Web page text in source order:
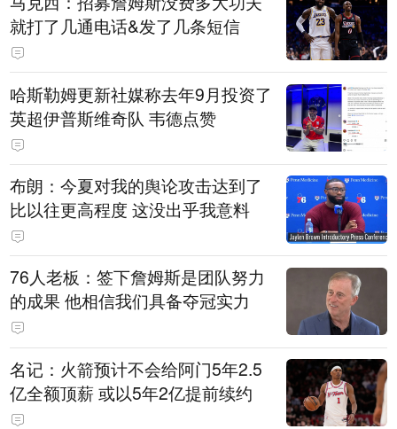
就打了几通电话&发了几条短信
哈斯勒姆更新社媒称去年9月投资了
英超伊普斯维奇队 韦德点赞
布朗：今夏对我的舆论攻击达到了
比以往更高程度 这没出乎我意料
76人老板：签下詹姆斯是团队努力
的成果 他相信我们具备夺冠实力
名记：火箭预计不会给阿门5年2.5
亿全额顶薪 或以5年2亿提前续约